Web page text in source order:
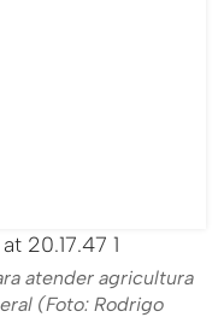
atender agricultura
(Foto: Rodrigo